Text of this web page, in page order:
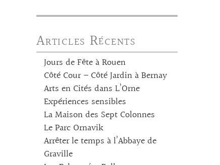
Articles Récents
Jours de Fête à Rouen
Côté Cour – Côté Jardin à Bernay
Arts en Cités dans L’Orne
Expériences sensibles
La Maison des Sept Colonnes
Le Parc Ornavik
Arrêter le temps à l’Abbaye de
Graville